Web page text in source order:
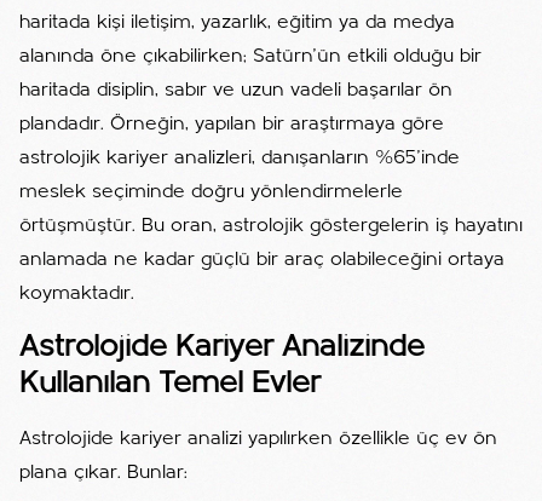
haritada kişi iletişim, yazarlık, eğitim ya da medya
alanında öne çıkabilirken; Satürn’ün etkili olduğu bir
haritada disiplin, sabır ve uzun vadeli başarılar ön
plandadır. Örneğin, yapılan bir araştırmaya göre
astrolojik kariyer analizleri, danışanların %65’inde
meslek seçiminde doğru yönlendirmelerle
örtüşmüştür. Bu oran, astrolojik göstergelerin iş hayatını
anlamada ne kadar güçlü bir araç olabileceğini ortaya
koymaktadır.
Astrolojide Kariyer Analizinde
Kullanılan Temel Evler
Astrolojide kariyer analizi yapılırken özellikle üç ev ön
plana çıkar. Bunlar: